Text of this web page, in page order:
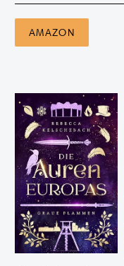
AMAZON